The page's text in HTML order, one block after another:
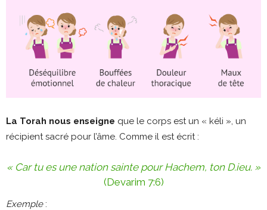
La Torah nous enseigne que le corps est un « kéli », un
récipient sacré pour l’âme. Comme il est écrit :
« Car tu es une nation sainte pour Hachem, ton D.ieu. »
(Devarim 7:6)
Exemple: